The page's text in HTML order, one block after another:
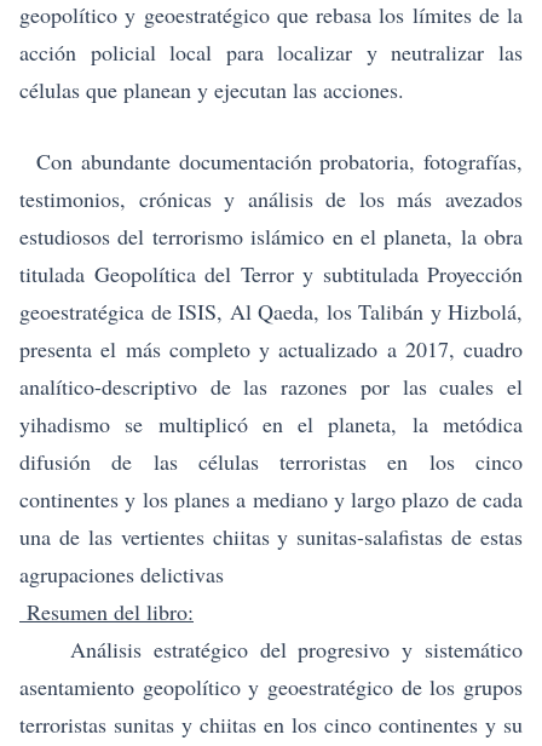
geopolítico y geoestratégico que rebasa los límites de la
acción policial local para localizar y neutralizar las
células que planean y ejecutan las acciones.
Con abundante documentación probatoria, fotografías,
testimonios, crónicas y análisis de los más avezados
estudiosos del terrorismo islámico en el planeta, la obra
titulada Geopolítica del Terror y subtitulada Proyección
geoestratégica de ISIS, Al Qaeda, los Talibán y Hizbolá,
presenta el más completo y actualizado a 2017, cuadro
analítico-descriptivo de las razones por las cuales el
yihadismo se multiplicó en el planeta, la metódica
difusión de las células terroristas en los cinco
continentes y los planes a mediano y largo plazo de cada
una de las vertientes chiitas y sunitas-salafistas de estas
agrupaciones delictivas
Resumen del libro:
Análisis estratégico del progresivo y sistemático
asentamiento geopolítico y geoestratégico de los grupos
terroristas sunitas y chiitas en los cinco continentes y su